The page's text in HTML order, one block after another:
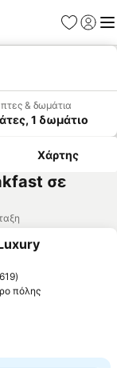
& δωμάτια
1 δωμάτιο
Χάρτης
σε
αγαπημένα
619
πόλης